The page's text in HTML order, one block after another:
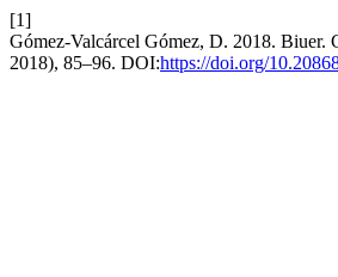
[1]
Gómez-Valcárcel Gómez, D. 2018. Biuer.
2018), 85–96. DOI:https://doi.org/